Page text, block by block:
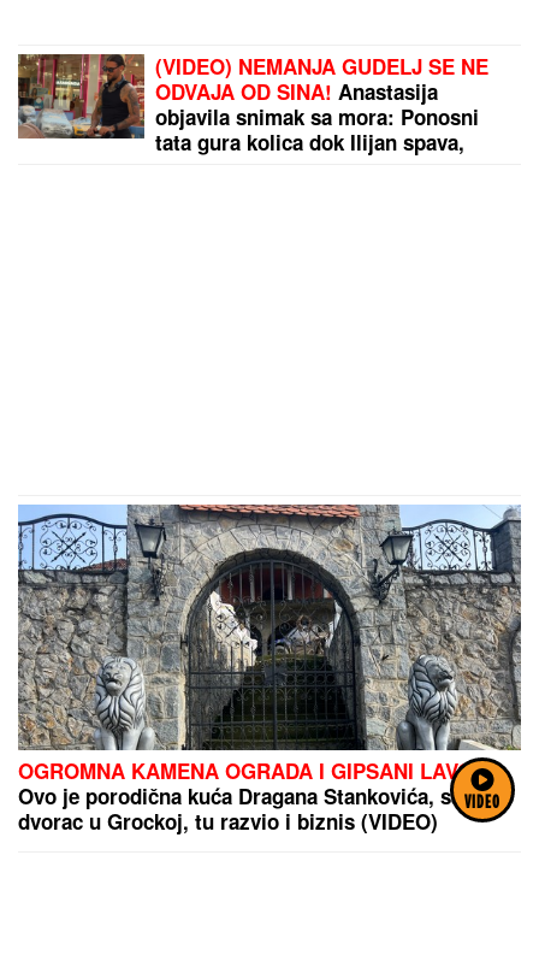
VIDEO
(VIDEO) NEMANJA GUDELJ SE NE
ODVAJA OD SINA! Anastasija
objavila snimak sa mora: Ponosni
tata gura kolica dok Ilijan spava,
OGROMNA KAMENA OGRADA I GIPSANI LAVOVI
Ovo je porodična kuća Dragana Stankovića, sazidao
dvorac u Grockoj, tu razvio i biznis (VIDEO)